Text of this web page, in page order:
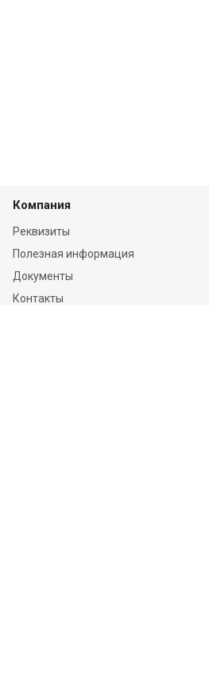
Компания
Реквизиты
Полезная информация
Документы
Контакты